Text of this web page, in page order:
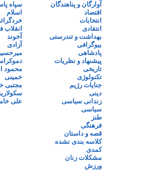
آوارگان و پناهندگان
اقتصاد
انتخابات
انتقادی
بهداشت و تندرستی
بیوگرافی
پادشاهی
پیشنهاد و نظریات
تاریخی
تکنولوژی
جنایات رژیم
دینی
زندانی سیاسی
سیاسی
طنز
فرهنگی
قصه و داستان
کلاسه بندی نشده
کمدی
مشکلات زنان
ورزش
سپاه
اسلام
انقلاب
آخوند
آزادی
محمود
خمینی
مجتبی
علی